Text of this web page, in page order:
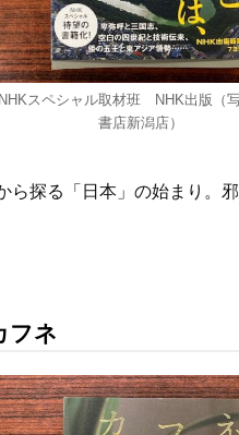
スペシャル取材班 NHK出版（
書店新潟店）
ら探る「日本」の始まり。
フネ